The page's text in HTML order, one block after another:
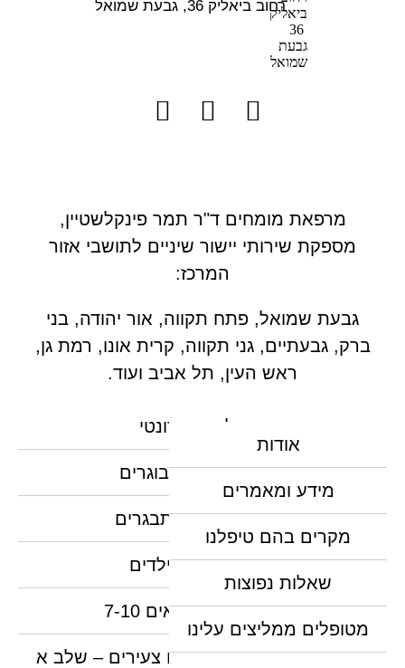
רחוב ביאליק 36, גבעת שמואל
מרפאת מומחים ד"ר תמר פינקלשטיין,
מספקת שירותי יישור שיניים לתושבי אזור
המרכז:
גבעת שמואל, פתח תקווה, אור יהודה, בני
ברק, גבעתיים, גני תקווה, קרית אונו, רמת גן,
ראש העין, תל אביב ועוד.
טיפול אורתודונטי
יישור שיניים למבוגרים
יישור שיניים למתבגרים
יישור שיניים לילדים
יישור שיניים לגילאים 7-10
יישור שיניים מקדים לילדים צעירים – שלב א
אודות
מידע ומאמרים
מקרים בהם טיפלנו
שאלות נפוצות
מטופלים ממליצים עלינו